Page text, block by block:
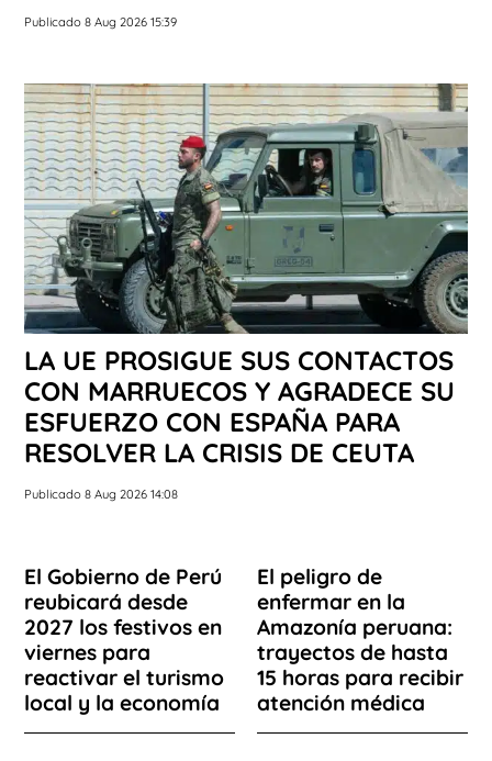
Publicado 8 Aug 2026 15:39
LA UE PROSIGUE SUS CONTACTOS
CON MARRUECOS Y AGRADECE SU
ESFUERZO CON ESPAÑA PARA
RESOLVER LA CRISIS DE CEUTA
Publicado 8 Aug 2026 14:08
El Gobierno de Perú
reubicará desde
2027 los festivos en
viernes para
reactivar el turismo
local y la economía
El peligro de
enfermar en la
Amazonía peruana:
trayectos de hasta
15 horas para recibir
atención médica